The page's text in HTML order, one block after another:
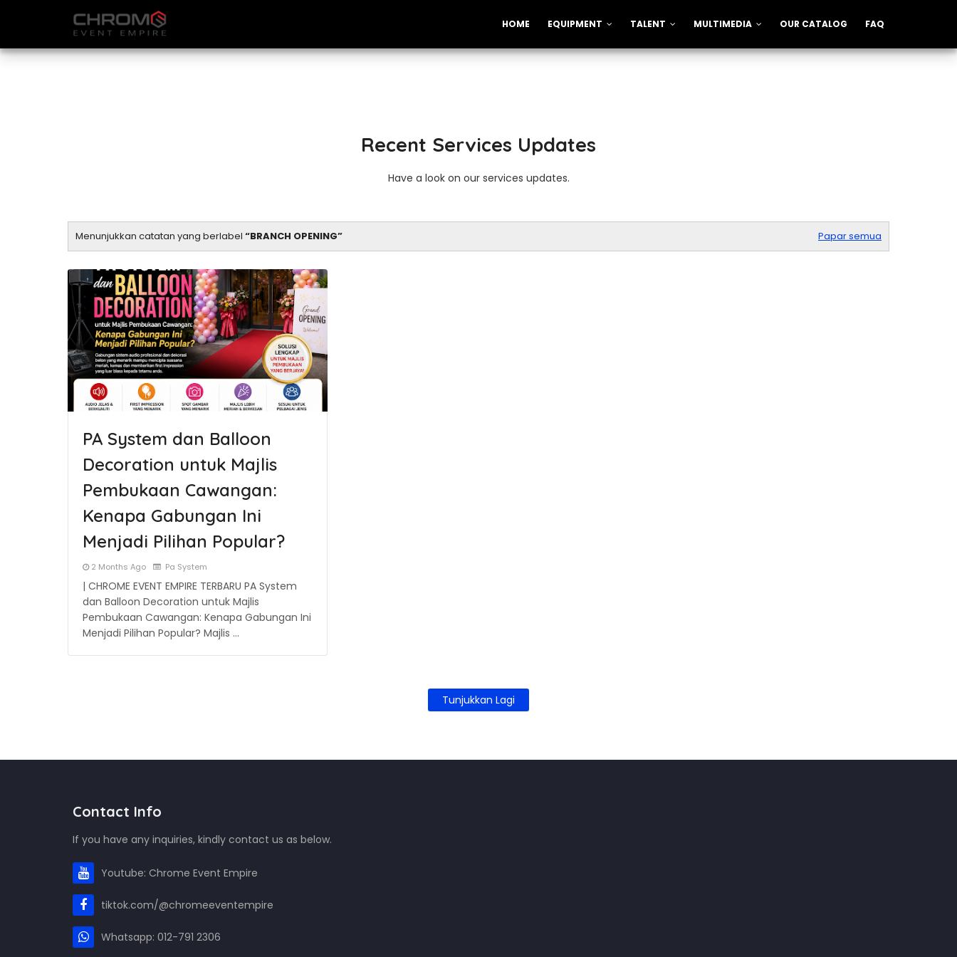
HOME EQUIPMENT TALENT MULTIMEDIA OUR CATALOG FAQ
Recent Services Updates
Have a look on our services updates.
Menunjukkan catatan yang berlabel BRANCH OPENING Papar semua
PA System dan Balloon
Decoration untuk Majlis
Pembukaan Cawangan:
Kenapa Gabungan Ini
Menjadi Pilihan Popular?
2 Months Ago Pa System
| CHROME EVENT EMPIRE TERBARU PA System
dan Balloon Decoration untuk Majlis
Pembukaan Cawangan: Kenapa Gabungan Ini
Menjadi Pilihan Popular? Majlis …
Tunjukkan Lagi
Contact Info
If you have any inquiries, kindly contact us as below.
Youtube: Chrome Event Empire
tiktok.com/@chromeeventempire
Whatsapp: 012-791 2306